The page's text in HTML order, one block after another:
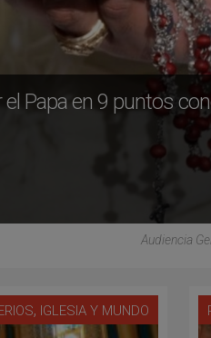
Papa en 9 puntos
Audiencia
, IGLESIA Y MUNDO